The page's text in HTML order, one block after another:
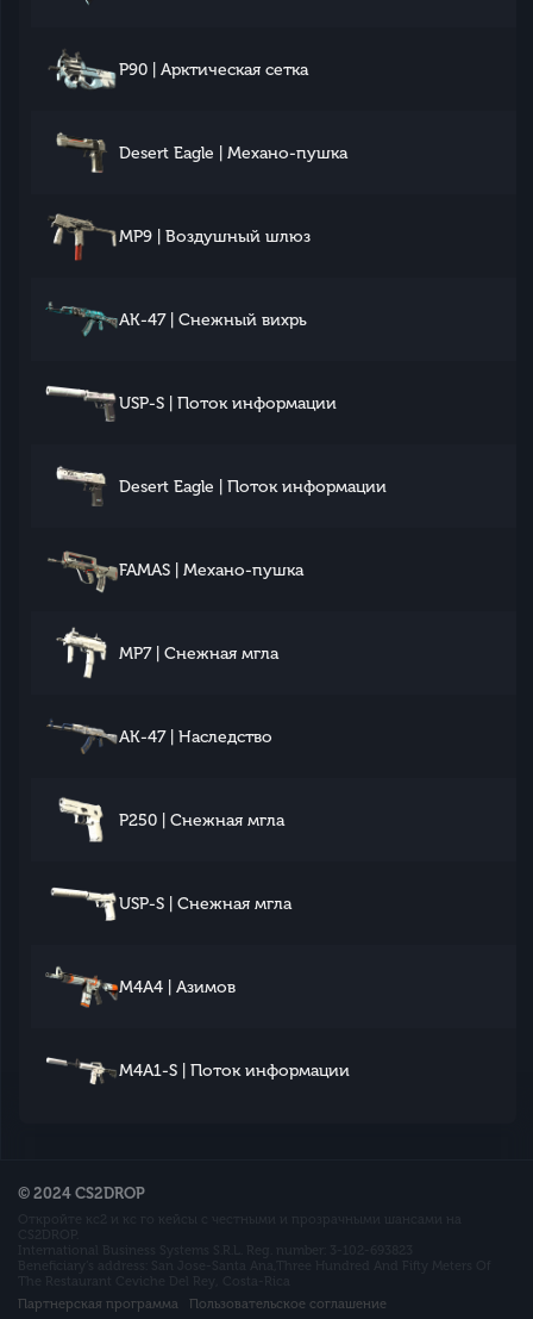
P90 | Арктическая сетка
Desert Eagle | Механо-пушка
MP9 | Воздушный шлюз
AK-47 | Снежный вихрь
USP-S | Поток информации
Desert Eagle | Поток информации
FAMAS | Механо-пушка
MP7 | Снежная мгла
AK-47 | Наследство
P250 | Снежная мгла
USP-S | Снежная мгла
M4A4 | Азимов
M4A1-S | Поток информации
© 2024 CS2DROP
Партнерская программа
Пользовательское соглашение